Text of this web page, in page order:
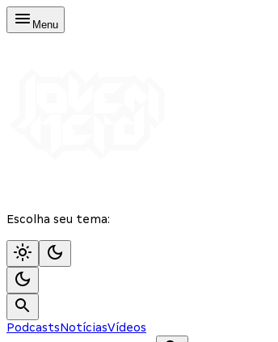
Menu
Escolha seu tema:
PodcastsNotíciasVídeos